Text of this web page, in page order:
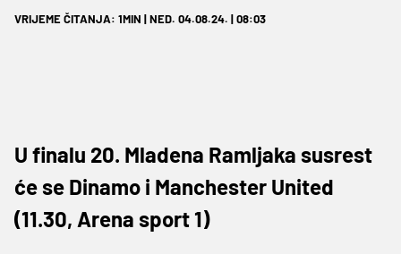
VRIJEME ČITANJA: 1MIN | NED. 04.08.24. | 08:03
U finalu 20. Mladena Ramljaka susrest
će se Dinamo i Manchester United
(11.30, Arena sport 1)